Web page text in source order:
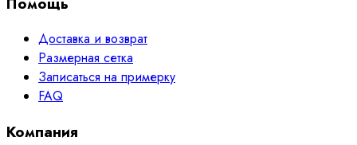
Доставка и возврат
Размерная сетка
Записаться на примерку
FAQ
Компания